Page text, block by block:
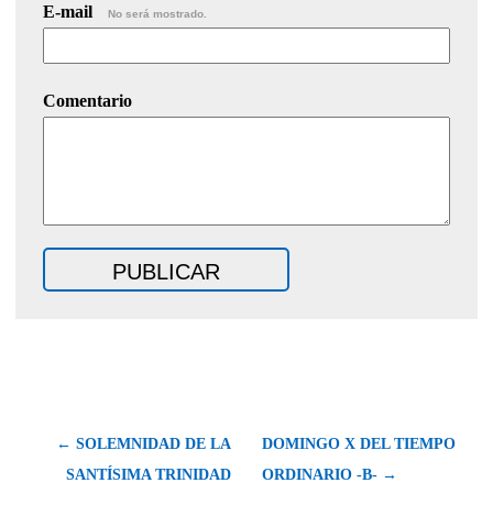
E-mail No será mostrado.
Comentario
← SOLEMNIDAD DE LA
SANTÍSIMA TRINIDAD
DOMINGO X DEL TIEMPO
ORDINARIO -B- →